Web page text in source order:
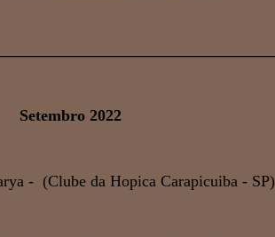
Setembro 2022
- (Clube da Hopica Carapicuiba - SP)